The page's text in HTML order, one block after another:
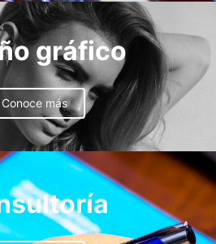
gráfico
Conoce más